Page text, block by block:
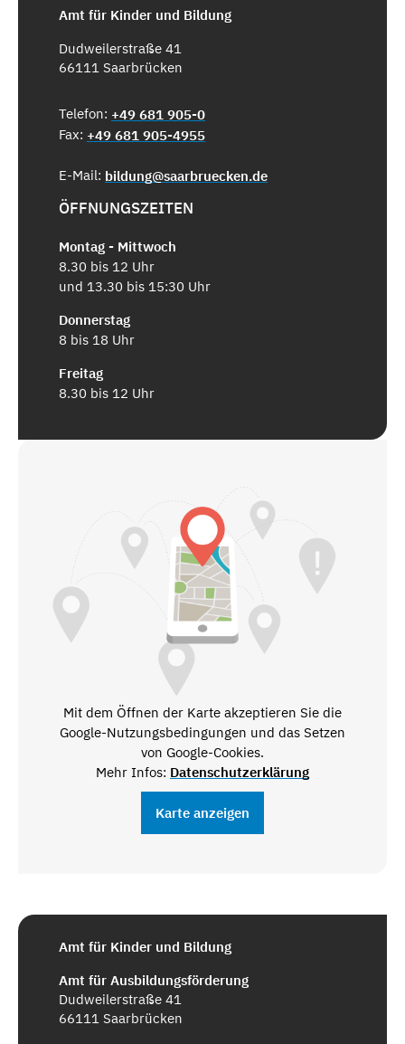
Amt für Kinder und Bildung
Dudweilerstraße 41
66111 Saarbrücken
Telefon: +49 681 905-0
Fax: +49 681 905-4955
E-Mail: bildung@saarbruecken.de
ÖFFNUNGSZEITEN
Montag - Mittwoch
8.30 bis 12 Uhr
und 13.30 bis 15:30 Uhr
Donnerstag
8 bis 18 Uhr
Freitag
8.30 bis 12 Uhr
Mit dem Öffnen der Karte akzeptieren Sie die
Google-Nutzungsbedingungen und das Setzen
von Google-Cookies.
Mehr Infos: Datenschutzerklärung
Karte anzeigen
Amt für Kinder und Bildung
Amt für Ausbildungsförderung
Dudweilerstraße 41
66111 Saarbrücken